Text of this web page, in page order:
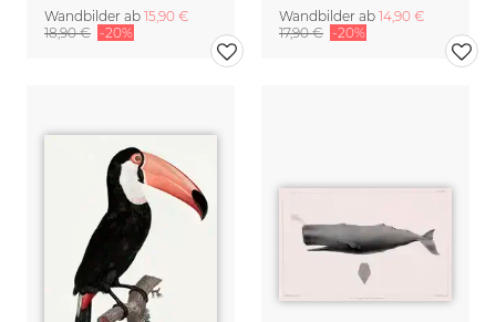
Wandbilder ab 15,90 €
18,90 € -20%
Wandbilder ab 14,90 €
17,90 € -20%